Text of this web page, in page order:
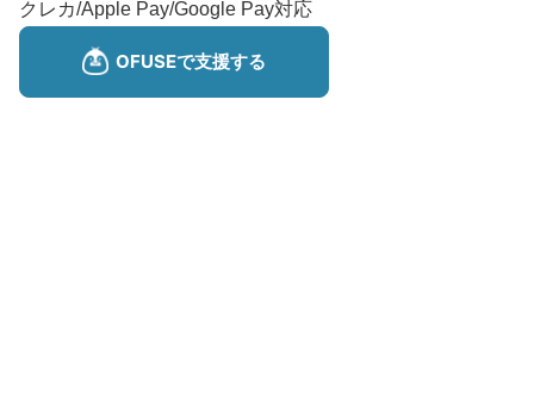
クレカ/Apple Pay/Google Pay対応